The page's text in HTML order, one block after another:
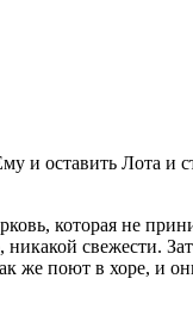
и оставить Лота
которая не
свежести.
же поют в хоре, и